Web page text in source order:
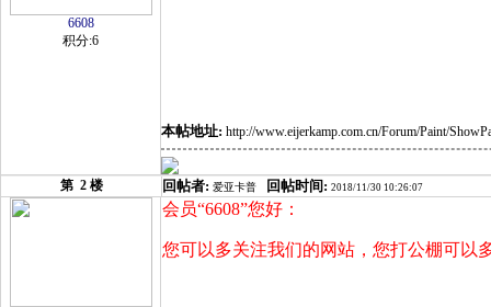
6608
积分:6
本帖地址: http://www.eijerkamp.com.cn/Forum/Paint/
第 2 楼 回帖者: 爱亚卡普 回帖时间: 2018/11/30 10:26:07
会员“6608”您好：
您可以多关注我们的网站，您打公棚可以